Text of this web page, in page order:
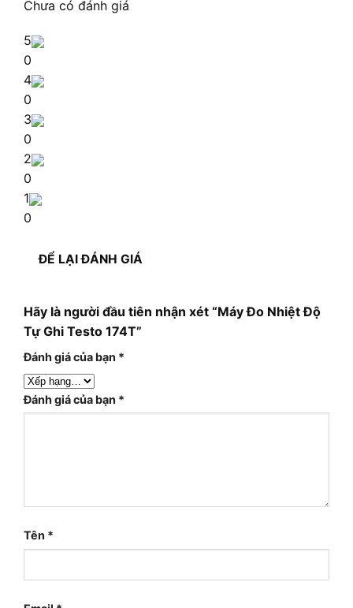
Chưa có đánh giá
5
0
4
0
3
0
2
0
1
0
ĐỂ LẠI ĐÁNH GIÁ
Hãy là người đầu tiên nhận xét “Máy Đo Nhiệt Độ
Tự Ghi Testo 174T”
Đánh giá của bạn *
Đánh giá của bạn *
Tên *